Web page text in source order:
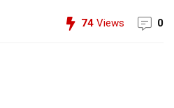
74 Views 0